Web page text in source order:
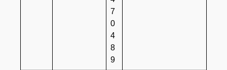
7
0
4
8
9